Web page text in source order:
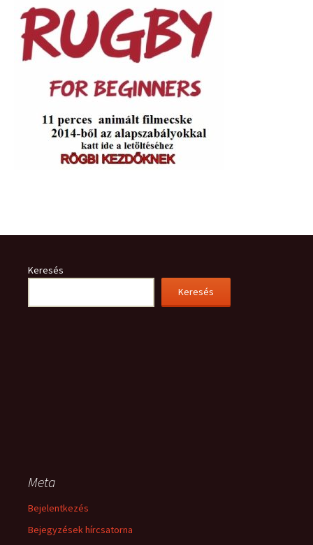
Keresés
Keresés
Meta
Bejelentkezés
Bejegyzések hírcsatorna